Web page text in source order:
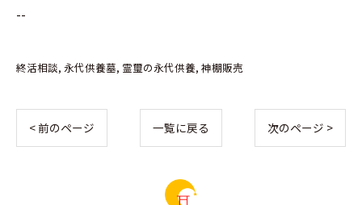
--
終活相談 永代供養墓 霊璽の永代供養 神棚販売
< 前のページ 一覧に戻る 次のページ >